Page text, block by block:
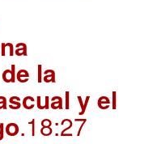
la
y el
.18:27